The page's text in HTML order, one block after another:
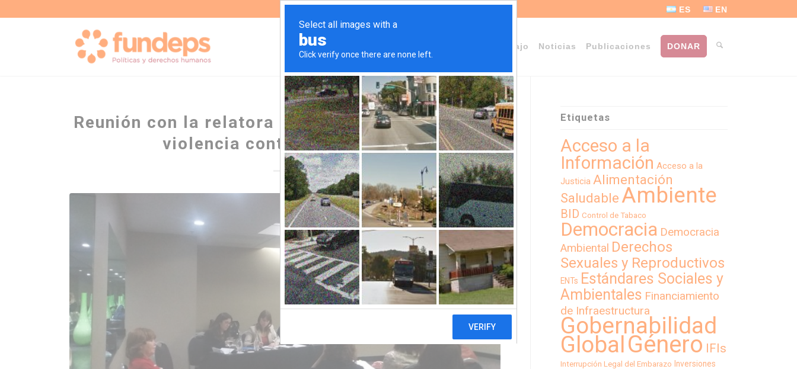
ES EN
Áreas de trabajo Noticias Publicaciones DONAR
Reunión con la relatora especial de la ONU sobre
violencia contra las mujeres
Etiquetas
Acceso a la
Información Acceso a la
Justicia Alimentación
Saludable Ambiente
BID Control de Tabaco
Democracia Democracia
Ambiental Derechos
Sexuales y Reproductivos
ENTs Estándares Sociales y
Ambientales Financiamiento
de Infraestructura
Gobernabilidad
GlobalGénero IFIs
Interrupción Legal del Embarazo Inversiones